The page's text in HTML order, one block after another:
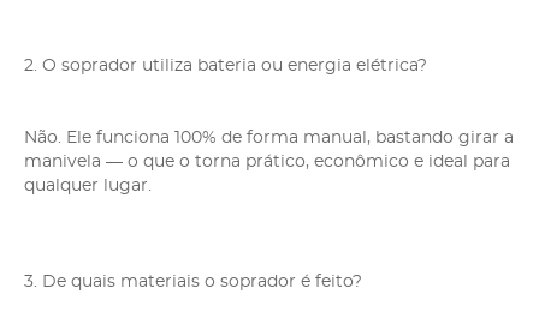
2. O soprador utiliza bateria ou energia elétrica?
Não. Ele funciona 100% de forma manual, bastando girar a
manivela — o que o torna prático, econômico e ideal para
qualquer lugar.
3. De quais materiais o soprador é feito?